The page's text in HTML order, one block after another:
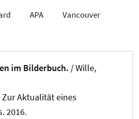
APA Vancouver
im Bilderbuch. /Wille,
Aktualität eines
2016.